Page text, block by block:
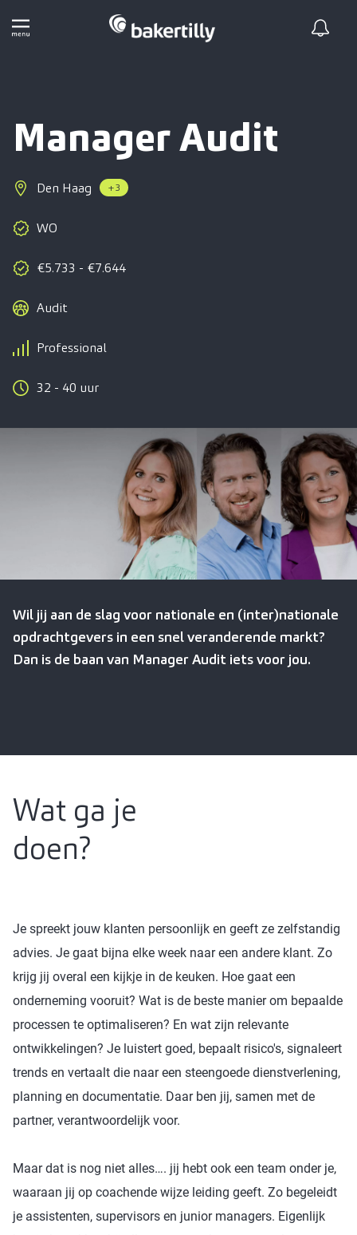
Manager Audit
Den Haag +3
WO
€5.733 - €7.644
Audit
Professional
32 - 40 uur
Wil jij aan de slag voor nationale en (inter)nationale
opdrachtgevers in een snel veranderende markt?
Dan is de baan van Manager Audit iets voor jou.
Wat ga je
doen?
Je spreekt jouw klanten persoonlijk en geeft ze zelfstandig
advies. Je gaat bijna elke week naar een andere klant. Zo
krijg jij overal een kijkje in de keuken. Hoe gaat een
onderneming vooruit? Wat is de beste manier om bepaalde
processen te optimaliseren? En wat zijn relevante
ontwikkelingen? Je luistert goed, bepaalt risico's, signaleert
trends en vertaalt die naar een steengoede dienstverlening,
planning en documentatie. Daar ben jij, samen met de
partner, verantwoordelijk voor.
Maar dat is nog niet alles…. jij hebt ook een team onder je,
waaraan jij op coachende wijze leiding geeft. Zo begeleidt
je assistenten, supervisors en junior managers. Eigenlijk